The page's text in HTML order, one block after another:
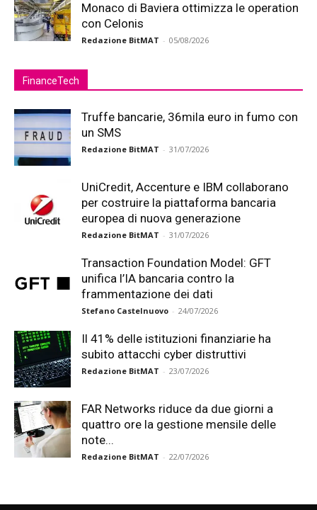
Monaco di Baviera ottimizza le operation
con Celonis
Redazione BitMAT - 05/08/2026
FinanceTech
Truffe bancarie, 36mila euro in fumo con
un SMS
Redazione BitMAT - 31/07/2026
UniCredit, Accenture e IBM collaborano
per costruire la piattaforma bancaria
europea di nuova generazione
Redazione BitMAT - 31/07/2026
Transaction Foundation Model: GFT
unifica l’IA bancaria contro la
frammentazione dei dati
Stefano Castelnuovo - 24/07/2026
Il 41% delle istituzioni finanziarie ha
subito attacchi cyber distruttivi
Redazione BitMAT - 23/07/2026
FAR Networks riduce da due giorni a
quattro ore la gestione mensile delle
note...
Redazione BitMAT - 22/07/2026